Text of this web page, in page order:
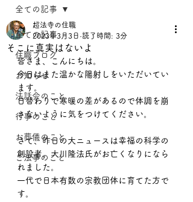
全ての記事
住職ブログ
お知らせ
法話会のこと
行事のこと
お葬儀のこと
ご法事のこと
全ての記事
そこに真実はないよ
超法寺の住職
2023年3月3日 読了時間: 3分
皆さま、こんにちは。
今日はまた温かな陽射しをいただいてい
ます。
日替わりで寒暖の差があるので体調を崩
さないように気をつけてください。
さて、昨日の大ニュースは幸福の科学の
創設者、大川隆法氏がお亡くなりになら
れました。
一代で日本有数の宗教団体に育てた方で
す。